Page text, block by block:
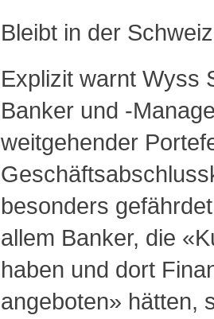
Bleibt in der
Explizit warnt Wyss
Banker und -
weitgehender
besonders
allem Banker, die
haben und dort
angeboten» hätten,